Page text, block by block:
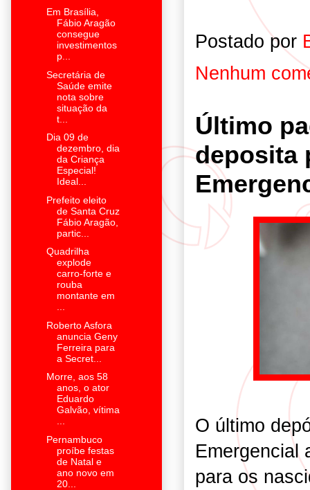
Postado por
Nenhum
Último
deposita
O último
Emergencial
para os
Em Brasília,
Fábio Aragão
consegue
investimentos
p...
Secretária de
Saúde emite
nota sobre
situação da
t...
Dia 09 de
dezembro, dia
da Criança
Especial!
Ideal...
Prefeito eleito
de Santa Cruz
Fábio Aragão,
partic...
Quadrilha
explode
carro-forte e
rouba
montante em
...
Roberto Asfora
anuncia Geny
Ferreira para
a Secret...
Morre, aos 58
anos, o ator
Eduardo
Galvão, vítima
...
Pernambuco
proíbe festas
de Natal e
ano novo em
20...